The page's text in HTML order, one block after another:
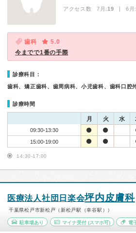
アクセス数 7月:19 | 6月
歯科
5.0
今までで1番の手際
診療科目：
歯科、矯正歯科、歯周病科、小児歯科、歯科口腔
診療時間
月 火 水
09:30-13:30
15:00-19:00
14:30-17:00
医療法人社団日楽会坪内皮膚科
千葉県松戸市新松戸（新松戸駅（幸谷駅））
駐車場あり マイナ受付(スマホ可) 電